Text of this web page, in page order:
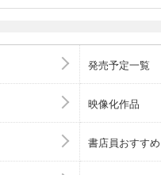
発売予定一覧
映像化作品
書店員おすす